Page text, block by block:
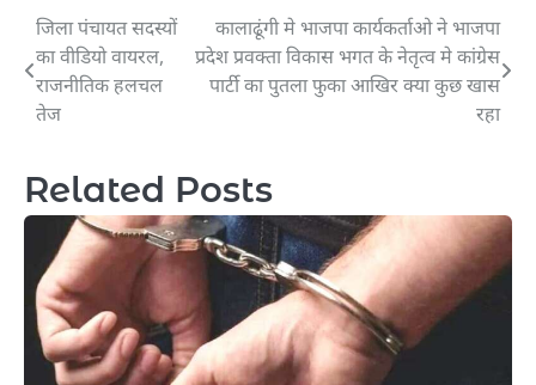
Post
navigation
जिला पंचायत सदस्यों
का वीडियो वायरल,
राजनीतिक हलचल
तेज
कालाढूंगी मे भाजपा कार्यकर्ताओ ने भाजपा
प्रदेश प्रवक्ता विकास भगत के नेतृत्व मे कांग्रेस
पार्टी का पुतला फुका आखिर क्या कुछ खास
रहा
Related Posts